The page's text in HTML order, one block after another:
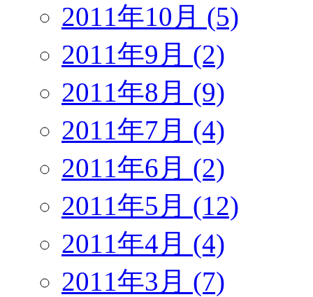
2011年10月 (5)
2011年9月 (2)
2011年8月 (9)
2011年7月 (4)
2011年6月 (2)
2011年5月 (12)
2011年4月 (4)
2011年3月 (7)